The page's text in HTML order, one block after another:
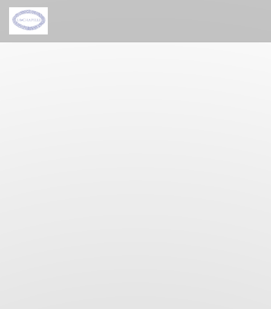
Personalizzazione delle tue scelte sui cookie